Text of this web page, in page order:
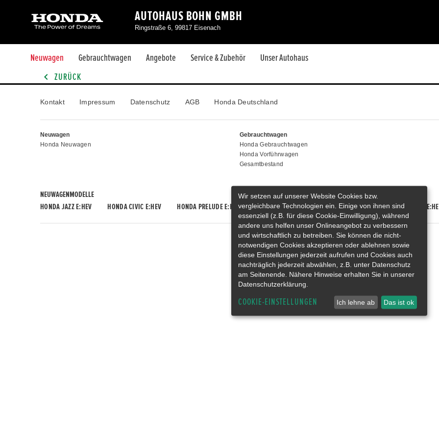
AUTOHAUS BOHN GMBH
Ringstraße 6, 99817 Eisenach
Neuwagen Gebrauchtwagen Angebote Service & Zubehör Unser Autohaus
ZURÜCK
Kontakt Impressum Datenschutz AGB Honda Deutschland
Neuwagen
Honda Neuwagen
Gebrauchtwagen
Honda Gebrauchtwagen
Honda Vorführwagen
Gesamtbestand
NEUWAGENMODELLE
HONDA JAZZ E:HEV
HONDA CIVIC E:HEV HONDA PRELUDE E:HEV HONDA HR-V E:HEV HONDA ZR-V E:HEV HONDA CR-V
Wir setzen auf unserer Website Cookies bzw.
vergleichbare Technologien ein. Einige von ihnen sind
essenziell (z.B. für diese Cookie-Einwilligung), während
andere uns helfen unser Onlineangebot zu verbessern
und wirtschaftlich zu betreiben. Sie können die nicht-
notwendigen Cookies akzeptieren oder ablehnen sowie
diese Einstellungen jederzeit aufrufen und Cookies auch
nachträglich jederzeit abwählen, z.B. unter Datenschutz
am Seitenende. Nähere Hinweise erhalten Sie in unserer
Datenschutzerklärung.
COOKIE-EINSTELLUNGEN Ich lehne ab Das ist ok